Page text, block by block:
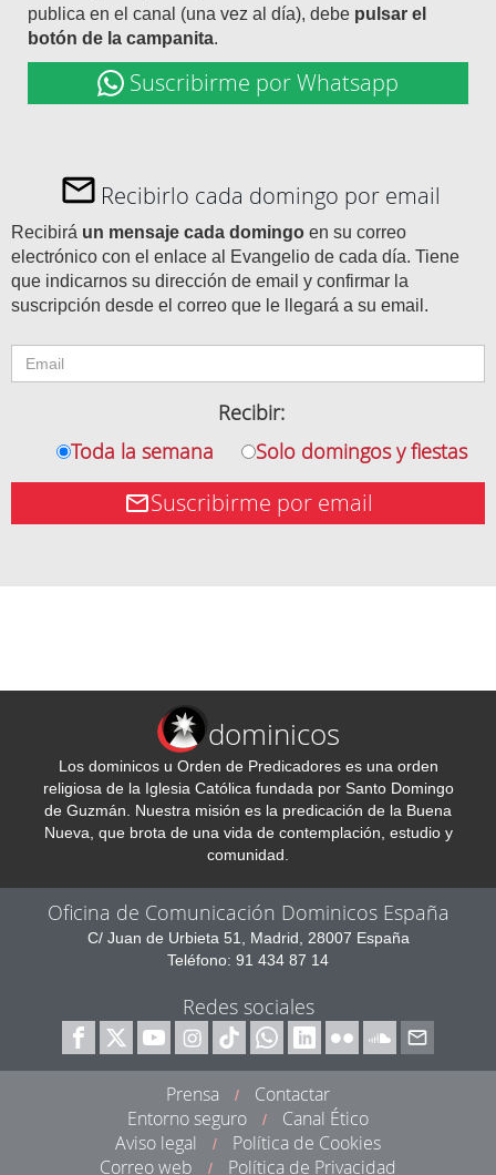
publica en el canal (una vez al día), debe pulsar el
botón de la campanita.
Suscribirme por Whatsapp
Recibirlo cada domingo por email
Recibirá un mensaje cada domingo en su correo
electrónico con el enlace al Evangelio de cada día. Tiene
que indicarnos su dirección de email y confirmar la
suscripción desde el correo que le llegará a su email.
Recibir:
Toda la semana
Solo domingos y fiestas
Suscribirme por email
dominicos
Los dominicos u Orden de Predicadores es una orden
religiosa de la Iglesia Católica fundada por Santo Domingo
de Guzmán. Nuestra misión es la predicación de la Buena
Nueva, que brota de una vida de contemplación, estudio y
comunidad.
Oficina de Comunicación Dominicos España
C/ Juan de Urbieta 51, Madrid, 28007 España
Teléfono: 91 434 87 14
Redes sociales
Prensa /
Contactar
Entorno seguro
/
Canal Ético
Aviso legal
/
Política de Cookies
Correo web
/ Política de Privacidad